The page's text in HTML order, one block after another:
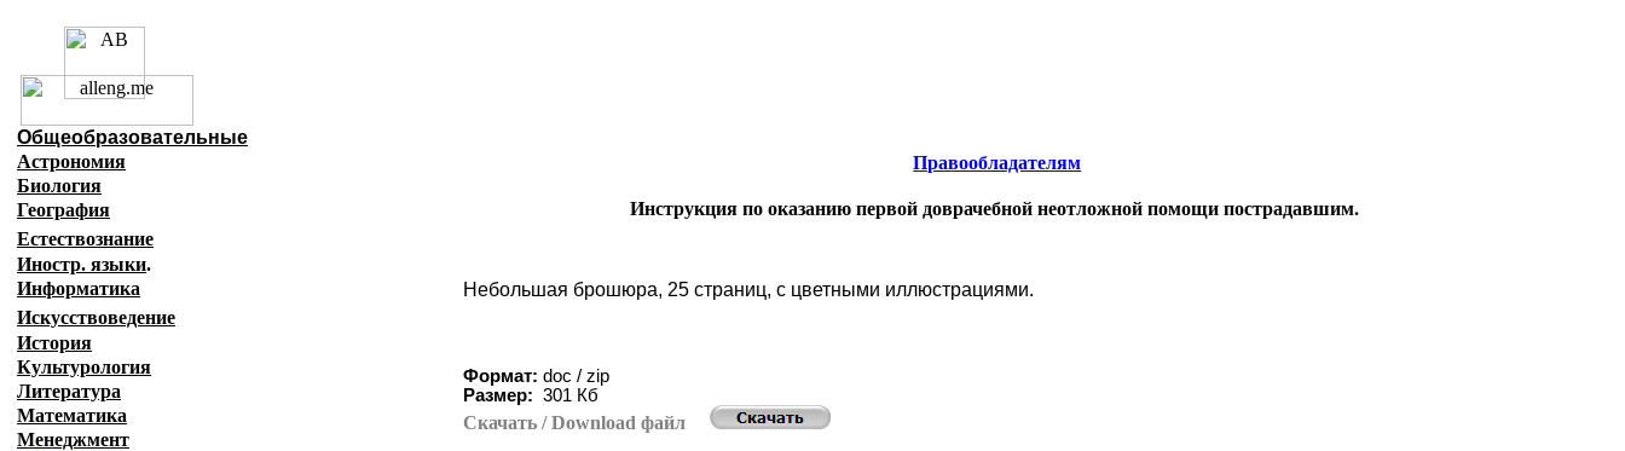
Правообладателям
Инструкция по оказанию первой доврачебной неотложной помощи пострадавшим.
Небольшая брошюра, 25 страниц, с цветными иллюстрациями.
Формат: doc / zip
Размер: 301 Кб
Скачать/ Downloadфайл
Общеобразовательные
Астрономия
Биология
География
Естествознание
Иностр. языки.
Информатика
Искусствоведение
История
Культурология
Литература
Математика
Менеджмент